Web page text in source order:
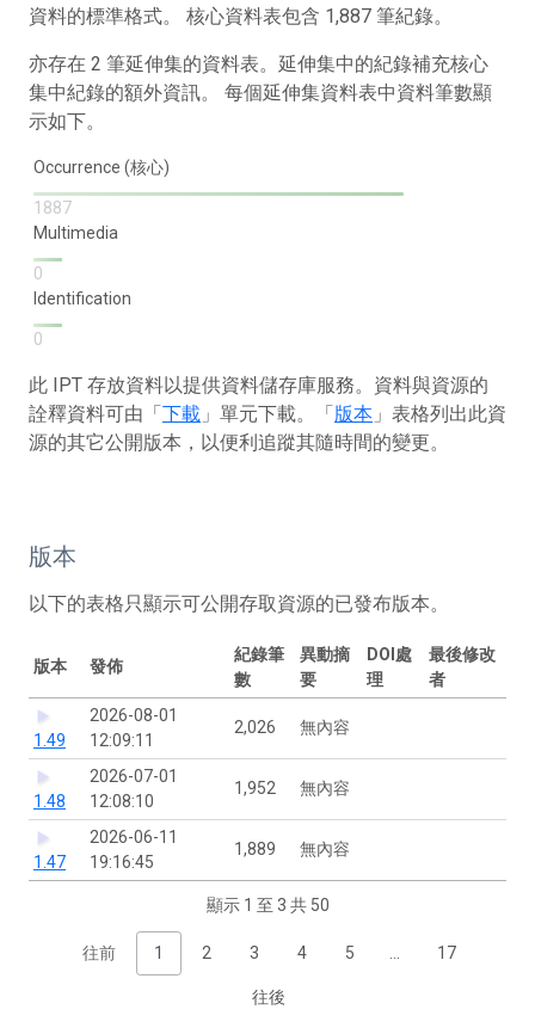
資料的標準格式。 核心資料表包含 1,887 筆紀錄。
亦存在 2 筆延伸集的資料表。延伸集中的紀錄補充核心
集中紀錄的額外資訊。 每個延伸集資料表中資料筆數顯
示如下。
Occurrence (核心)
1887
Multimedia
0
Identification
0
此 IPT 存放資料以提供資料儲存庫服務。資料與資源的
詮釋資料可由「下載 」單元下載。「版本 」表格列出此資
源的其它公開版本，以便利追蹤其隨時間的變更。
版本
以下的表格只顯示可公開存取資源的已發布版本。
版本 發佈
紀錄筆
數
異動摘
要
DOI處
理
最後修改
者
1.49
2026-08-01
12:09:11
2,026 無內容
1.48
2026-07-01
12:08:10
1,952 無內容
1.47
2026-06-11
19:16:45
1,889 無內容
顯示 1 至 3 共 50
往前 1 2 3 4 5 17
往後